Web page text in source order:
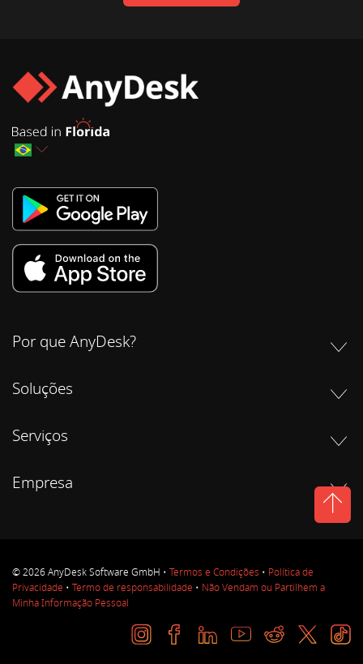
Por que AnyDesk?
Soluções
Serviços
Empresa
© 2026 AnyDesk Software GmbH • Termos e Condições • Política de
Privacidade • Termo de responsabilidade • Não Vendam ou Partilhem a
Minha Informação Pessoal